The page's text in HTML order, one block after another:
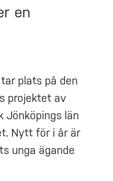
en
plats på den
projektet av
Jönköpings län
Nytt för i år är
unga ägande